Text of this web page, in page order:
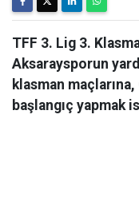
TFF 3. Lig 3.
Aksaraysporun
klasman
başlangıç yapmak